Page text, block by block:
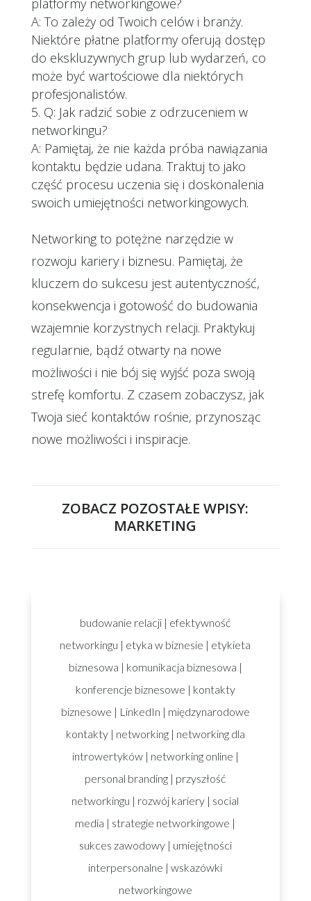
platformy networkingowe?
A: To zależy od Twoich celów i branży.
Niektóre płatne platformy oferują dostęp
do ekskluzywnych grup lub wydarzeń, co
może być wartościowe dla niektórych
profesjonalistów.
Q: Jak radzić sobie z odrzuceniem w
networkingu?
A: Pamiętaj, że nie każda próba nawiązania
kontaktu będzie udana. Traktuj to jako
część procesu uczenia się i doskonalenia
swoich umiejętności networkingowych.
Networking to potężne narzędzie w
rozwoju kariery i biznesu. Pamiętaj, że
kluczem do sukcesu jest autentyczność,
konsekwencja i gotowość do budowania
wzajemnie korzystnych relacji. Praktykuj
regularnie, bądź otwarty na nowe
możliwości i nie bój się wyjść poza swoją
strefę komfortu. Z czasem zobaczysz, jak
Twoja sieć kontaktów rośnie, przynosząc
nowe możliwości i inspiracje.
ZOBACZ POZOSTAŁE WPISY:
MARKETING
budowanie relacji | efektywność
networkingu | etyka w biznesie | etykieta
biznesowa | komunikacja biznesowa |
konferencje biznesowe | kontakty
biznesowe | LinkedIn | międzynarodowe
kontakty| networking| networking dla
introwertyków| networking online |
personal branding | przyszłość
networkingu | rozwój kariery | social
media | strategie networkingowe |
sukces zawodowy| umiejętności
interpersonalne |wskazówki
networkingowe